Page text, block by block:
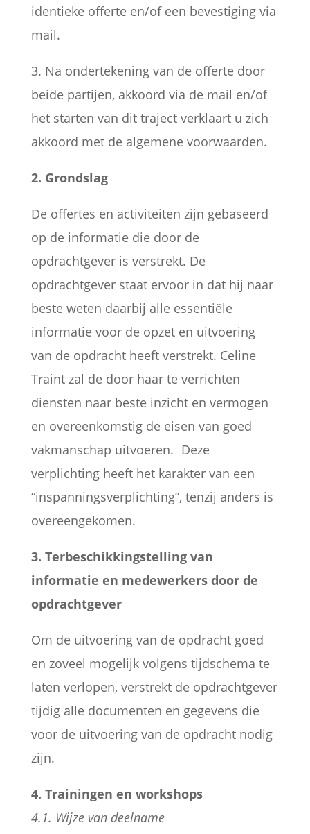
identieke offerte en/of een bevestiging via
mail.
3. Na ondertekening van de offerte door
beide partijen, akkoord via de mail en/of
het starten van dit traject verklaart u zich
akkoord met de algemene voorwaarden.
2. Grondslag
De offertes en activiteiten zijn gebaseerd
op de informatie die door de
opdrachtgever is verstrekt. De
opdrachtgever staat ervoor in dat hij naar
beste weten daarbij alle essentiële
informatie voor de opzet en uitvoering
van de opdracht heeft verstrekt. Celine
Traint zal de door haar te verrichten
diensten naar beste inzicht en vermogen
en overeenkomstig de eisen van goed
vakmanschap uitvoeren. Deze
verplichting heeft het karakter van een
“inspanningsverplichting”, tenzij anders is
overeengekomen.
3. Terbeschikkingstelling van
informatie en medewerkers door de
opdrachtgever
Om de uitvoering van de opdracht goed
en zoveel mogelijk volgens tijdschema te
laten verlopen, verstrekt de opdrachtgever
tijdig alle documenten en gegevens die
voor de uitvoering van de opdracht nodig
zijn.
4. Trainingen en workshops
4.1. Wijze van deelname